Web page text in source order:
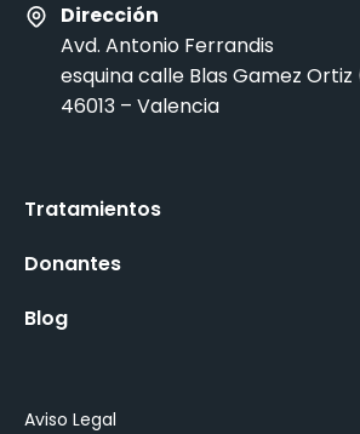
Dirección
Avd. Antonio Ferrandis
esquina calle Blas Gamez
46013 – Valencia
Tratamientos
Donantes
Blog
Aviso Legal